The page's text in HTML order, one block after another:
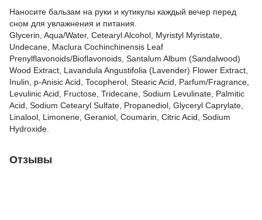
Наносите бальзам на руки и кутикулы каждый вечер перед
сном для увлажнения и питания.
Glycerin, Aqua/Water, Cetearyl Alcohol, Myristyl Myristate,
Undecane, Maclura Cochinchinensis Leaf
Prenylflavonoids/Bioflavonoids, Santalum Album (Sandalwood)
Wood Extract, Lavandula Angustifolia (Lavender) Flower Extract,
Inulin, p-Anisic Acid, Tocopherol, Stearic Acid, Parfum/Fragrance,
Levulinic Acid, Fructose, Tridecane, Sodium Levulinate, Palmitic
Acid, Sodium Cetearyl Sulfate, Propanediol, Glyceryl Caprylate,
Linalool, Limonene, Geraniol, Coumarin, Citric Acid, Sodium
Hydroxide.
Отзывы